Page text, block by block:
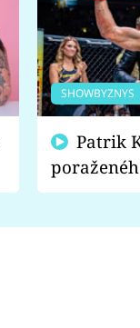
SHOWBYZNYS
fanoušci